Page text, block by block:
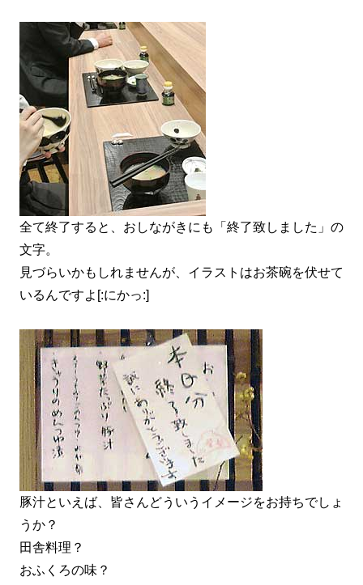
全て終了すると、おしながきにも「終了致しました」の
文字。
見づらいかもしれませんが、イラストはお茶碗を伏せて
いるんですよ[:にかっ:]
豚汁といえば、皆さんどういうイメージをお持ちでしょ
うか？
田舎料理？
おふくろの味？